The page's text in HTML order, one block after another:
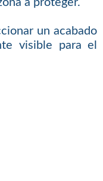
un acabado
visible para el